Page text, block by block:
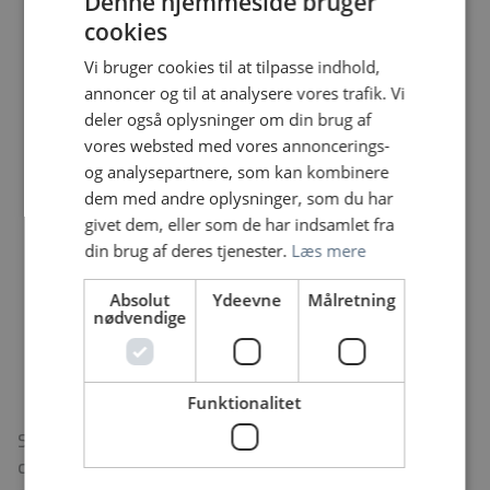
Opsøgende og initiativrig
Arbejder analyserende og målrettet med at
erhverve ny viden og er en eminent formidler på
flere niveauer.
Fokus på og erfaring med udviklingsarbejde
Du har erfaring med at være facilitator på
implementering - og kan afslutte og vedligeholde
Erfaring med projekt- eller forskningsarbejde
Har overblik og kan organisere, prioritere og
koordinere
Organisationsforståelse og gode tværfaglige
samarbejdsevner
Gode IT-kundskaber, og er i stand til at arbejde
systematisk og analytisk på baggrund af data
Som klinisk sygeplejespecialist refererer du til
chefsygeplejersken, men har et tæt samarbejde med
cookies
Vi bruger cookies til at tilpasse indhold,
annoncer og til at analysere vores trafik. Vi
deler også oplysninger om din brug af
vores websted med vores annoncerings-
og analysepartnere, som kan kombinere
dem med andre oplysninger, som du har
givet dem, eller som de har indsamlet fra
din brug af deres tjenester. Læs mere
Absolut
nødvendige
Ydeevne Målretning
Funktionalitet